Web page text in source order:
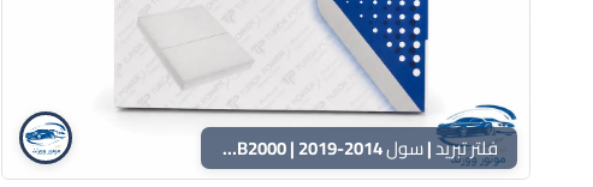
فلتر تبريد | سول 2014-2019 | TUROk | 97133-B2000